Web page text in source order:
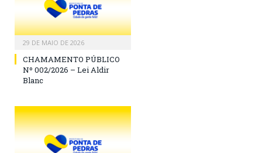
29 DE MAIO DE 2026
CHAMAMENTO PÚBLICO
Nº 002/2026 – Lei Aldir
Blanc